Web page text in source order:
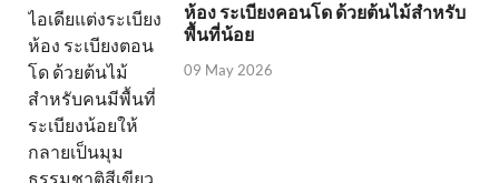
ห้อง ระเบียงคอนโด ด้วยต้นไม้สำหรับ
พื้นที่น้อย
09 May 2026